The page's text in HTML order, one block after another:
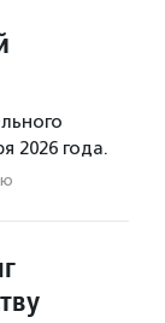
2026 года.